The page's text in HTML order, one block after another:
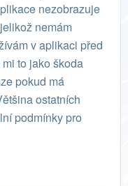
nezobrazuje
nemám
v aplikaci před
to jako škoda
pokud má
ostatních
podmínky pro